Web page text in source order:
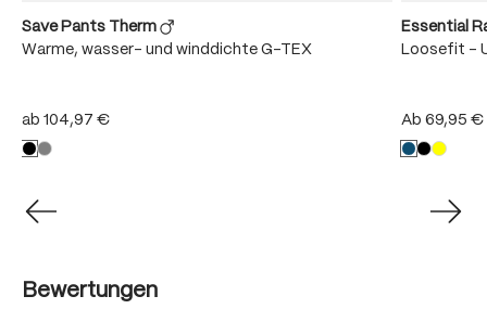
Save Pants Therm
Warme, wasser- und winddichte G-TEX
ab 104,97 €
Essential
Loosefit -
Ab 69,95 €
Bewertungen